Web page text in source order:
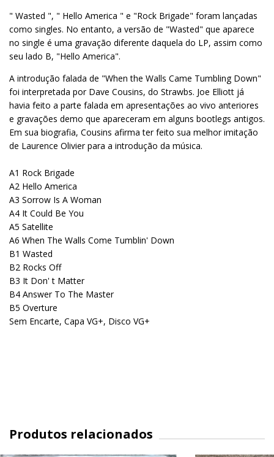
" Wasted ", " Hello America " ​​e "Rock Brigade" foram lançadas
como singles. No entanto, a versão de "Wasted" que aparece
no single é uma gravação diferente daquela do LP, assim como
seu lado B, "Hello America".
A introdução falada de "When the Walls Came Tumbling Down"
foi interpretada por Dave Cousins, do Strawbs. Joe Elliott já
havia feito a parte falada em apresentações ao vivo anteriores
e gravações demo que apareceram em alguns bootlegs antigos.
Em sua biografia, Cousins ​​afirma ter feito sua melhor imitação
de Laurence Olivier para a introdução da música.
A1 Rock Brigade
A2 Hello America
A3 Sorrow Is A Woman
A4 It Could Be You
A5 Satellite
A6 When The Walls Come Tumblin' Down
B1 Wasted
B2 Rocks Off
B3 It Don' t Matter
B4 Answer To The Master
B5 Overture
Sem Encarte, Capa VG+, Disco VG+
Produtos relacionados